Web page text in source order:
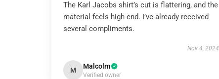
The Karl Jacobs shirt’s cut is flattering, and the
material feels high-end. I’ve already received
several compliments.
Nov 4, 2024
M Malcolm
Verified owner